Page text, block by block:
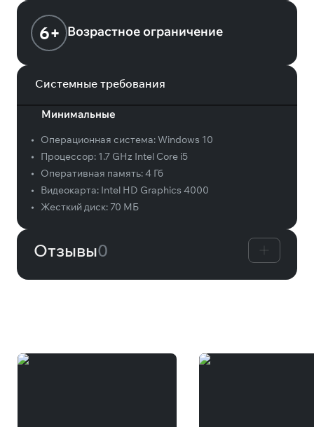
6+ Возрастное ограничение
Системные требования
Минимальные
• Операционная система:Windows 10
•
Процессор: 1.7 GHz Intel Core i5
•
Оперативная память:4 Гб
•
Видеокарта: Intel HD Graphics 4000
•
Жесткий диск: 70 МБ
Отзывы0